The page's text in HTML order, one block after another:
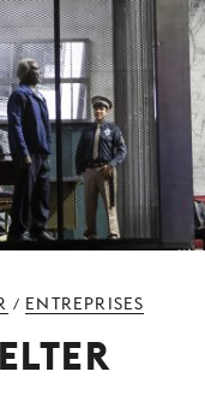
MAGAZINE
VOTRE
/ ENTREPRISES